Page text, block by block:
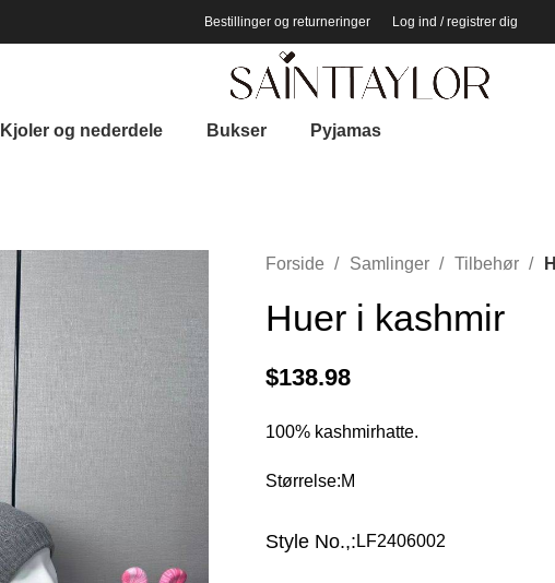
Bestillinger og returneringer Log ind / registrer dig
Kjoler og nederdele Bukser Pyjamas
Forside Samlinger Tilbehør
Huer i kashmir
$138.98
100% kashmirhatte.
Størrelse:M
Style No.,: LF2406002